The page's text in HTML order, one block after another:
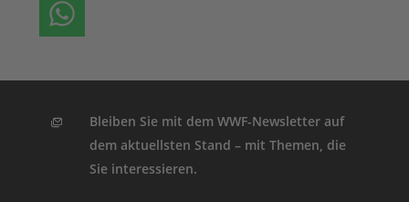
Bleiben Sie mit dem WWF-Newsletter auf
dem aktuellsten Stand – mit Themen, die
Sie interessieren.